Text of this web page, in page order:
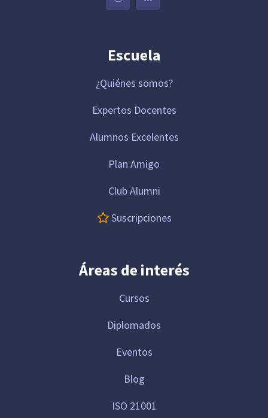
Escuela
¿Quiénes somos?
Expertos Docentes
Alumnos Excelentes
Plan Amigo
Club Alumni
Suscripciones
Áreas de interés
Cursos
Diplomados
Eventos
Blog
ISO 21001